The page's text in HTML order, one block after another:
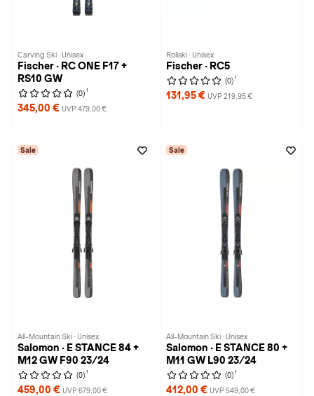
Carving Ski · Unisex
Fischer · RC ONE F17 +
RS10 GW
(0) 1
345,00 € UVP 479,00 €
Rollski · Unisex
Fischer · RC5
(0) 1
131,95 € UVP 219,95 €
Sale
All-Mountain Ski · Unisex
Salomon · E STANCE 84 +
M12 GW F90 23/24
(0) 1
459,00 € UVP 679,00 €
Sale
All-Mountain Ski · Unisex
Salomon · E STANCE 80 +
M11 GW L90 23/24
(0) 1
412,00 € UVP 549,00 €